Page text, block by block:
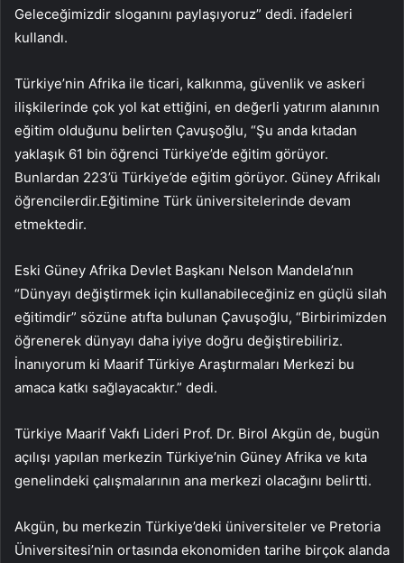
Geleceğimizdir sloganını paylaşıyoruz” dedi. ifadeleri
kullandı.
Türkiye’nin Afrika ile ticari, kalkınma, güvenlik ve askeri
ilişkilerinde çok yol kat ettiğini, en değerli yatırım alanının
eğitim olduğunu belirten Çavuşoğlu, “Şu anda kıtadan
yaklaşık 61 bin öğrenci Türkiye’de eğitim görüyor.
Bunlardan 223’ü Türkiye’de eğitim görüyor. Güney Afrikalı
öğrencilerdir.Eğitimine Türk üniversitelerinde devam
etmektedir.
Eski Güney Afrika Devlet Başkanı Nelson Mandela’nın
“Dünyayı değiştirmek için kullanabileceğiniz en güçlü silah
eğitimdir” sözüne atıfta bulunan Çavuşoğlu, “Birbirimizden
öğrenerek dünyayı daha iyiye doğru değiştirebiliriz.
İnanıyorum ki Maarif Türkiye Araştırmaları Merkezi bu
amaca katkı sağlayacaktır.” dedi.
Türkiye Maarif Vakfı Lideri Prof. Dr. Birol Akgün de, bugün
açılışı yapılan merkezin Türkiye’nin Güney Afrika ve kıta
genelindeki çalışmalarının ana merkezi olacağını belirtti.
Akgün, bu merkezin Türkiye’deki üniversiteler ve Pretoria
Üniversitesi’nin ortasında ekonomiden tarihe birçok alanda